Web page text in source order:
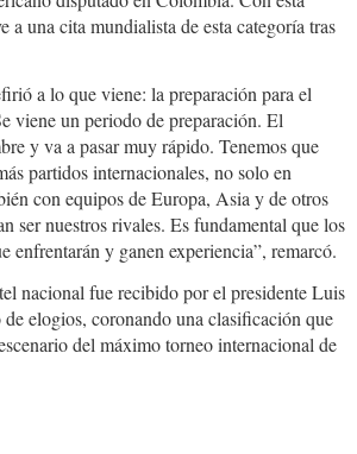
una cita mundialista de esta categoría tras
a lo que viene: la preparación para el
viene un periodo de preparación. El
y va a pasar muy rápido. Tenemos que
partidos internacionales, no solo en
con equipos de Europa, Asia y de otros
ser nuestros rivales. Es fundamental que los
enfrentarán y ganen experiencia”, remarcó.
nacional fue recibido por el presidente Luis
elogios, coronando una clasificación que
del máximo torneo internacional de